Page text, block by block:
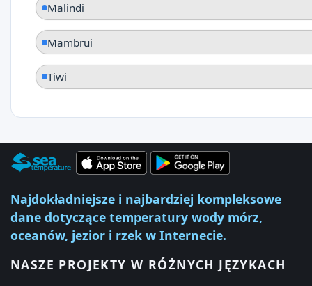
Malindi
Mambrui
Tiwi
Najdokładniejsze i najbardziej kompleksowe
dane dotyczące temperatury wody mórz,
oceanów, jezior i rzek w Internecie.
NASZE PROJEKTY W RÓŻNYCH JĘZYKACH